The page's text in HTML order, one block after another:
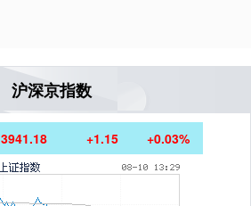
沪深京指数
3941.18 +1.15 +0.03%